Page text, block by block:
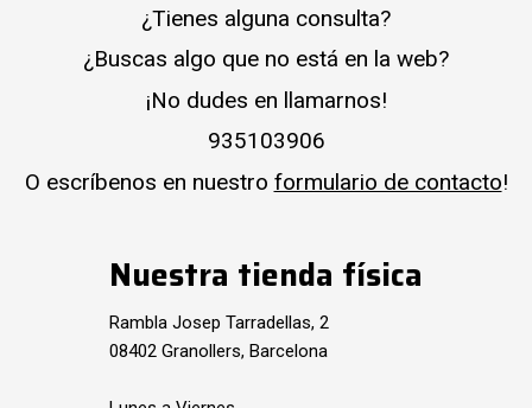
¿Tienes alguna consulta?
¿Buscas algo que no está en la web?
¡No dudes en llamarnos!
935103906
O escríbenos en nuestro formulario de contacto!
Nuestra tienda física
Rambla Josep Tarradellas, 2
08402 Granollers, Barcelona